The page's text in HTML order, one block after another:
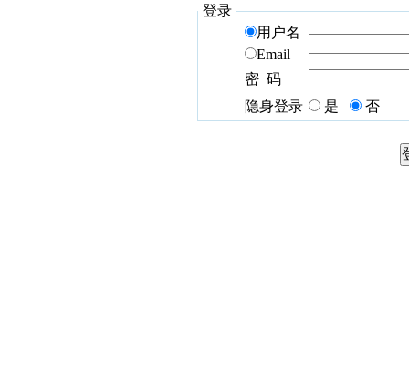
登录
用户名
Email
密 码
隐身登录
是 否